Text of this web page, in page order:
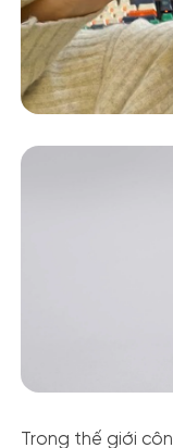
Trong thế giới